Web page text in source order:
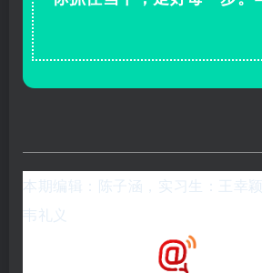
本期编辑：陈子涵，实习生： 王幸颖
韦礼义